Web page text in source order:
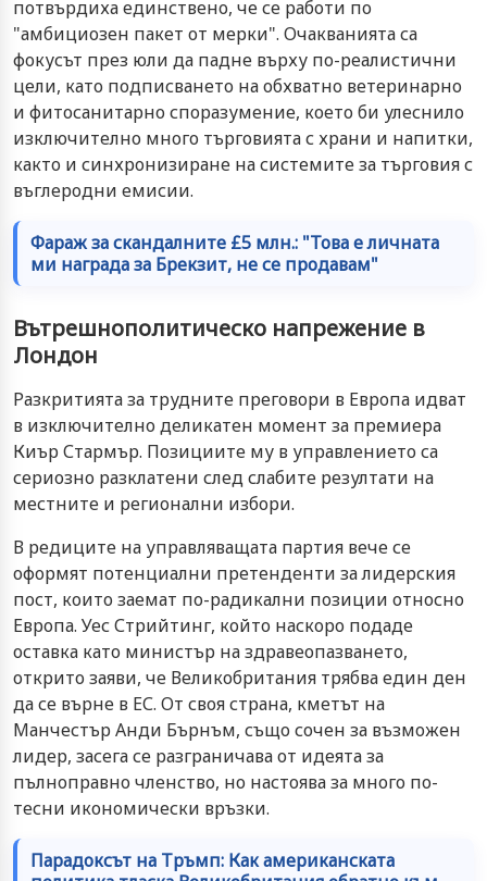
потвърдиха единствено, че се работи по
"амбициозен пакет от мерки". Очакванията са
фокусът през юли да падне върху по-реалистични
цели, като подписването на обхватно ветеринарно
и фитосанитарно споразумение, което би улеснило
изключително много търговията с храни и напитки,
както и синхронизиране на системите за търговия с
въглеродни емисии.
Фараж за скандалните £5 млн.: "Това е личната
ми награда за Брекзит, не се продавам"
Вътрешнополитическо напрежение в
Лондон
Разкритията за трудните преговори в Европа идват
в изключително деликатен момент за премиера
Киър Стармър. Позициите му в управлението са
сериозно разклатени след слабите резултати на
местните и регионални избори.
В редиците на управляващата партия вече се
оформят потенциални претенденти за лидерския
пост, които заемат по-радикални позиции относно
Европа. Уес Стрийтинг, който наскоро подаде
оставка като министър на здравеопазването,
открито заяви, че Великобритания трябва един ден
да се върне в ЕС. От своя страна, кметът на
Манчестър Анди Бърнъм, също сочен за възможен
лидер, засега се разграничава от идеята за
пълноправно членство, но настоява за много по-
тесни икономически връзки.
Парадоксът на Тръмп: Как американската